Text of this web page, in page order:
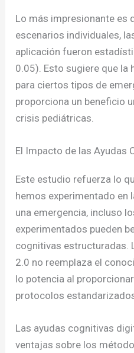
Lo más impresionante es
escenarios individuales,
aplicación fueron
0.05). Esto sugiere que la
para ciertos tipos de
proporciona un beneficio
crisis pediátricas.
El Impacto de las Ayudas
Este estudio refuerza lo
hemos experimentado en
una emergencia, incluso
experimentados pueden
cognitivas estructuradas.
2.0 no reemplaza el
lo potencia al
protocolos
Las ayudas cognitivas
ventajas sobre los